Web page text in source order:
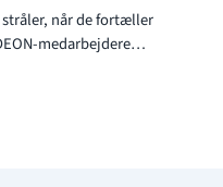
når de fortæller
medarbejdere…